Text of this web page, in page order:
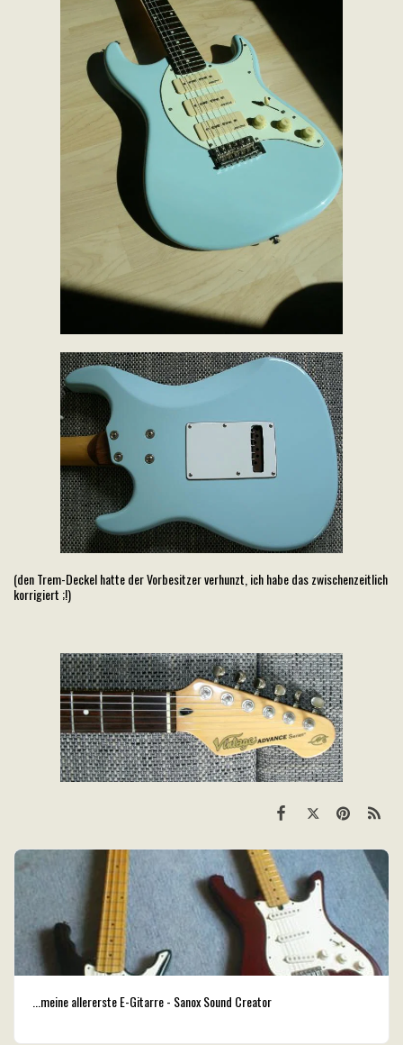
(den Trem-Deckel hatte der Vorbesitzer verhunzt, ich habe das zwischenzeitlich
korrigiert ;!)
...meine allererste E-Gitarre - Sanox Sound Creator